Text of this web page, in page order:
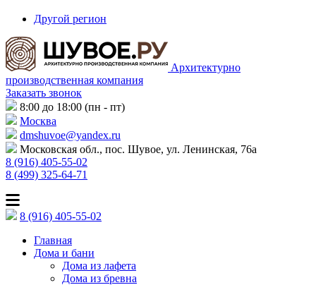
Другой регион
Архитектурно
производственная компания
Заказать звонок
8:00 до 18:00 (пн - пт)
Москва
dmshuvoe@yandex.ru
Московская обл., пос. Шувое, ул. Ленинская, 76а
8 (916) 405-55-02
8 (499) 325-64-71
8 (916) 405-55-02
Главная
Дома и бани
Дома из лафета
Дома из бревна